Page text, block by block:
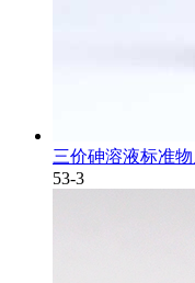
三价砷溶液标准
53-3